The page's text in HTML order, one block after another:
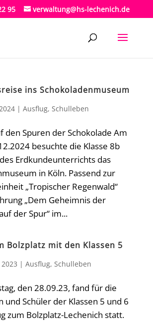
95 verwaltung@hs-lechenich.de
ins Schokoladenmuseum
| Ausflug, Schulleben
den Spuren der Schokolade Am
besuchte die Klasse 8b
Erdkundeunterrichts das
in Köln. Passend zur
„Tropischer Regenwald“
„Dem Geheimnis der
der Spur“ im...
Bolzplatz mit den Klassen 5
| Ausflug, Schulleben
den 28.09.23, fand für die
und Schüler der Klassen 5 und 6
zum Bolzplatz-Lechenich statt.